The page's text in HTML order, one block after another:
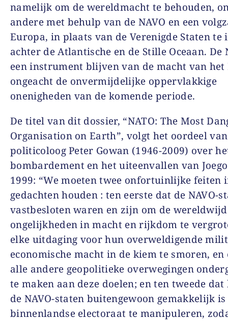
namelijk om de wereldmacht te behouden,
andere met behulp van de NAVO en een
Europa, in plaats van de Verenigde Staten te
achter de Atlantische en de Stille Oceaan. De
een instrument blijven van de macht van het
ongeacht de onvermijdelijke oppervlakkige
onenigheden van de komende periode.
De titel van dit dossier, “NATO: The Most
Organisation on Earth”, volgt het oordeel
politicoloog Peter Gowan (1946-2009) over
bombardement en het uiteenvallen van
1999: “We moeten twee onfortuinlijke feiten
gedachten houden : ten eerste dat de NAVO-
vastbesloten waren en zijn om de
ongelijkheden in macht en rijkdom te
elke uitdaging voor hun overweldigende
economische macht in de kiem te smoren,
alle andere geopolitieke overwegingen
te maken aan deze doelen; en ten tweede
de NAVO-staten buitengewoon gemakkelijk
binnenlandse electoraat te manipuleren,